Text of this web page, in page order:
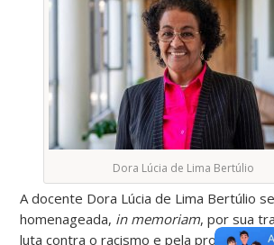
Dora Lúcia de Lima Bertúlio
A docente Dora Lúcia de Lima Bertúlio
homenageada, in memoriam, por sua
luta contra o racismo e pela promoção